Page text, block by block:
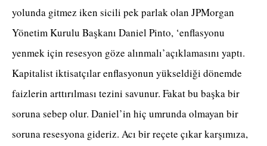
yolunda gitmez iken sicili pek parlak olan JPMorgan
Yönetim Kurulu Başkanı Daniel Pinto, ‘enflasyonu
yenmek için resesyon göze alınmalı’açıklamasını yaptı.
Kapitalist iktisatçılar enflasyonun yükseldiği dönemde
faizlerin arttırılması tezini savunur. Fakat bu başka bir
soruna sebep olur. Daniel’in hiç umrunda olmayan bir
soruna resesyona gideriz. Acı bir reçete çıkar karşımıza,